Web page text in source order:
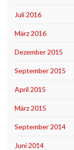
Juli 2016
März 2016
Dezember 2015
September 2015
April 2015
März 2015
September 2014
Juni 2014